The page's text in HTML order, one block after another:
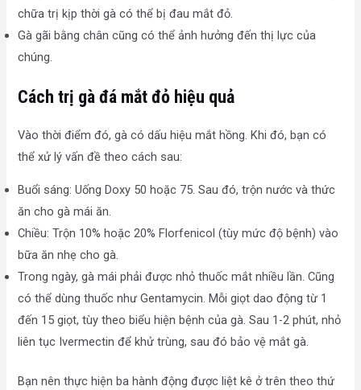
chữa trị kịp thời gà có thể bị đau mắt đỏ.
Gà gãi bằng chân cũng có thể ảnh hưởng đến thị lực của
chúng.
Cách trị gà đá mắt đỏ hiệu quả
Vào thời điểm đó, gà có dấu hiệu mắt hồng. Khi đó, bạn có
thể xử lý vấn đề theo cách sau:
Buổi sáng: Uống Doxy 50 hoặc 75. Sau đó, trộn nước và thức
ăn cho gà mái ăn.
Chiều: Trộn 10% hoặc 20% Florfenicol (tùy mức độ bệnh) vào
bữa ăn nhẹ cho gà.
Trong ngày, gà mái phải được nhỏ thuốc mắt nhiều lần. Cũng
có thể dùng thuốc như Gentamycin. Mỗi giọt dao động từ 1
đến 15 giọt, tùy theo biểu hiện bệnh của gà. Sau 1-2 phút, nhỏ
liên tục Ivermectin để khử trùng, sau đó bảo vệ mắt gà.
Bạn nên thực hiện ba hành động được liệt kê ở trên theo thứ